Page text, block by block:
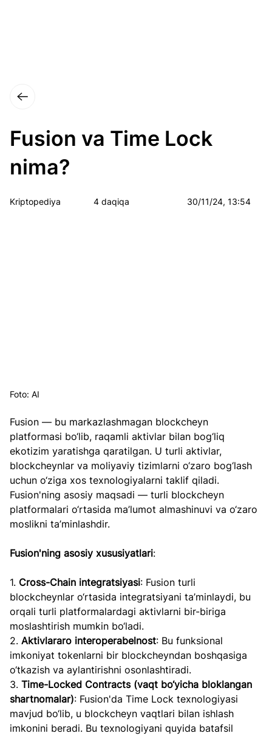
Fusion va Time Lock
nima?
Kriptopediya 4 daqiqa 30/11/24, 13:54
Foto: AI
Fusion — bu markazlashmagan blockcheyn
platformasi bo‘lib, raqamli aktivlar bilan bog‘liq
ekotizim yaratishga qaratilgan. U turli aktivlar,
blockcheynlar va moliyaviy tizimlarni o‘zaro bog‘lash
uchun o‘ziga xos texnologiyalarni taklif qiladi.
Fusion'ning asosiy maqsadi — turli blockcheyn
platformalari o‘rtasida ma’lumot almashinuvi va o‘zaro
moslikni ta’minlashdir.
Fusion'ning asosiy xususiyatlari:
1. Cross-Chain integratsiyasi: Fusion turli
blockcheynlar o‘rtasida integratsiyani ta’minlaydi, bu
orqali turli platformalardagi aktivlarni bir-biriga
moslashtirish mumkin bo‘ladi.
2. Aktivlararo interoperabelnost: Bu funksional
imkoniyat tokenlarni bir blockcheyndan boshqasiga
o‘tkazish va aylantirishni osonlashtiradi.
3. Time-Locked Contracts (vaqt bo‘yicha bloklangan
shartnomalar): Fusion'da Time Lock texnologiyasi
mavjud bo‘lib, u blockcheyn vaqtlari bilan ishlash
imkonini beradi. Bu texnologiyani quyida batafsil